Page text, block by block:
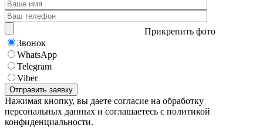
Прикрепить фото
Звонок
WhatsApp
Telegram
Viber
Нажимая кнопку, вы даете согласие на обработку
персональных данных и соглашаетесь с политикой
конфиденциальности.